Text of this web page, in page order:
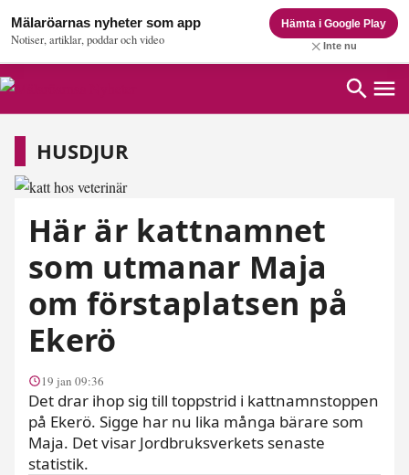
Mälaröarnas nyheter som app
Notiser, artiklar, poddar och video
Hämta i Google Play
Inte nu
Husdjur
HUSDJUR
Här är kattnamnet
som utmanar Maja
om förstaplatsen på
Ekerö
19 jan 09:36
Det drar ihop sig till toppstrid i kattnamnstoppen
på Ekerö. Sigge har nu lika många bärare som
Maja. Det visar Jordbruksverkets senaste
statistik.